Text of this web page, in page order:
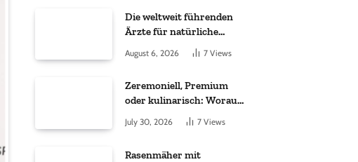
Die weltweit führenden
Ärzte für natürliche
Haartransplantationen
August 6, 2026 7 Views
Zeremoniell, Premium
oder kulinarisch: Worauf
es bei Matcha wirklich
ankommt
July 30, 2026 7 Views
Rasenmäher mit